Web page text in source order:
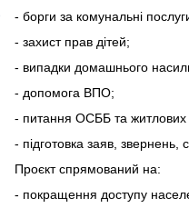
- борги за комунальні
- захист прав дітей;
- випадки домашнього
- допомога ВПО;
- питання ОСББ та житлових
- підготовка заяв, звернень,
Проєкт спрямований на:
- покращення доступу